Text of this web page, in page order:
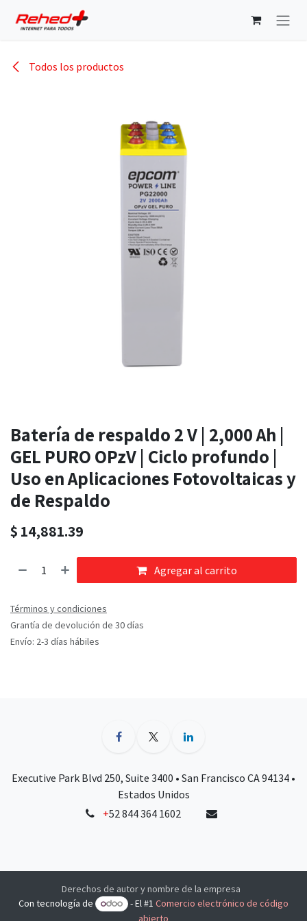
Todos los productos
Batería de respaldo 2 V | 2,000 Ah |
GEL PURO OPzV | Ciclo profundo |
Uso en Aplicaciones Fotovoltaicas y
de Respaldo
$ 14,881.39
Agregar al carrito
Términos y condiciones
Grantía de devolución de 30 días
Envío: 2-3 días hábiles
Executive Park Blvd 250, Suite 3400 • San Francisco CA 94134 •
Estados Unidos
+52 844 364 1602
Derechos de autor y nombre de la empresa
Con tecnología de
- El #1Comercio electrónico de código
abierto